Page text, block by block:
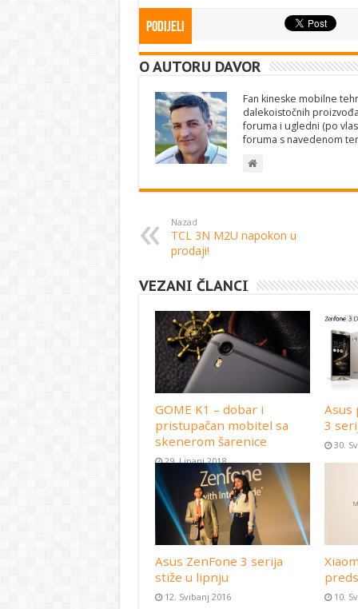
Podijeli
O AUTORU DAVOR
Fan kineske mobilne
dalekoistočnih
foruma i ugledni (po
foruma s navedenom
Nazad
TCL 3N M2U napokon u
prodaji!
VEZANI ČLANCI
GOME K1 – dobar i
pristupačan mobitel sa
skenerom šarenice
29. Lipanj 2018
Asus
3
30.
Asus ZenFone 3 serija
stiže u lipnju
12. Svibanj 2016 10.